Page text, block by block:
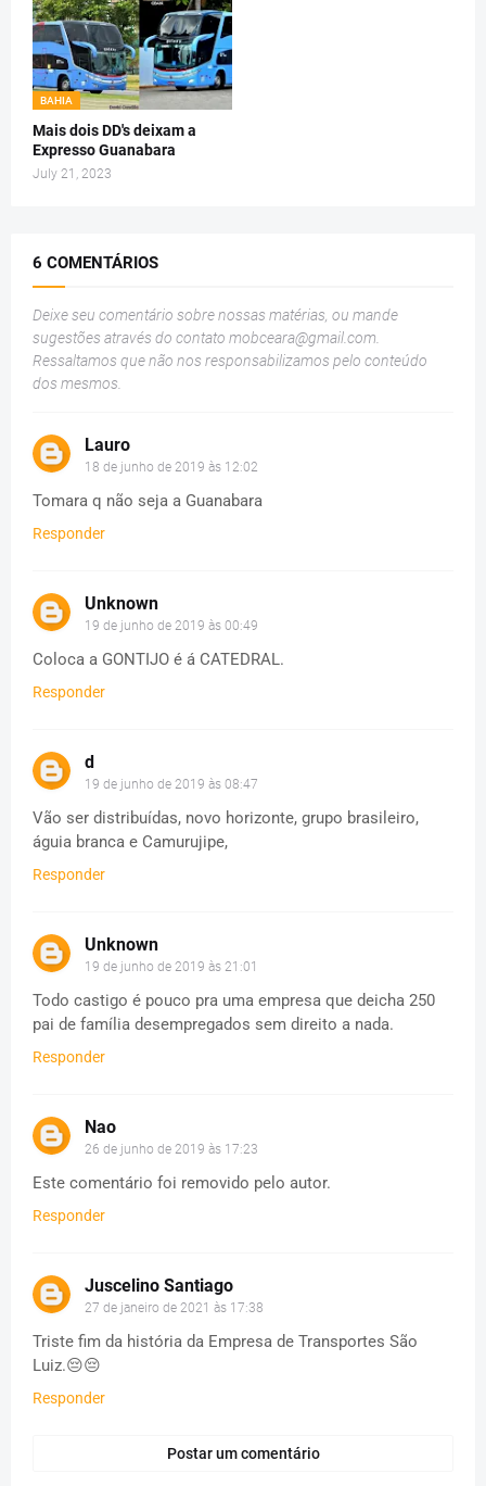
BAHIA
Mais dois DD's deixam a
Expresso Guanabara
July 21, 2023
6 COMENTÁRIOS
Deixe seu comentário sobre nossas matérias, ou mande
sugestões através do contato mobceara@gmail.com
Ressaltamos que não nos responsabilizamos pelo conteúdo
dos mesmos.
Lauro
18 de junho de 2019 às 12:02
Tomara q não seja a Guanabara
Responder
Unknown
19 de junho de 2019 às 00:49
Coloca a GONTIJO é á CATEDRAL.
Responder
d
19 de junho de 2019 às 08:47
Vão ser distribuídas, novo horizonte, grupo brasileiro,
águia branca e Camurujipe,
Responder
Unknown
19 de junho de 2019 às 21:01
Todo castigo é pouco pra uma empresa que deicha 250
pai de família desempregados sem direito a nada.
Responder
Nao
26 de junho de 2019 às 17:23
Este comentário foi removido pelo autor.
Responder
Juscelino Santiago
27 de janeiro de 2021 às 17:38
Triste fim da história da Empresa de Transportes São
Luiz.😔😔
Responder
Postar um comentário